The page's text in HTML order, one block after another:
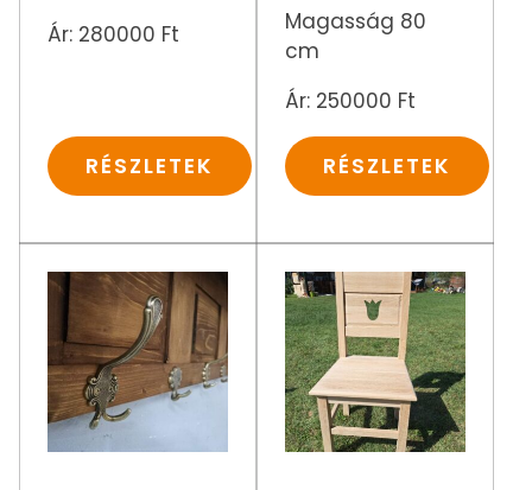
Ár: 280000 Ft
RÉSZLETEK
Magasság 80
cm
Ár: 250000 Ft
RÉSZLETEK